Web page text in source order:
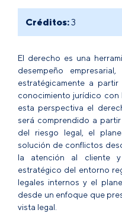
Créditos:3
El derecho es una
desempeño
estratégicamente a
conocimiento jurídico con
esta perspectiva el
será comprendido a
del riesgo legal, el
solución de conflictos
la atención al cliente
estratégico del entorno
legales internos y el
desde un enfoque que
vista legal.